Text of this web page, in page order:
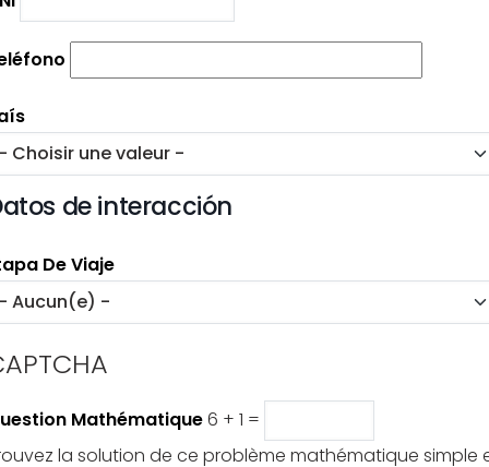
de interacción
De Viaje
Mathématique6 + 1 =
la solution de ce problème mathématique simple